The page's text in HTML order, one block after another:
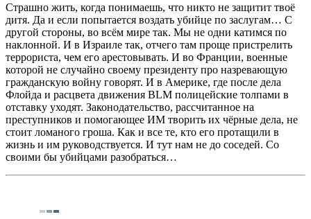
Страшно жить, когда понимаешь, что никто не защитит твоё
дитя. Да и если попытается воздать убийце по заслугам… С
другой стороны, во всём мире так. Мы не одни катимся по
наклонной. И в Израиле так, отчего там проще пристрелить
террориста, чем его арестовывать. И во Франции, военные
которой не случайно своему президенту про назревающую
гражданскую войну говорят. И в Америке, где после дела
Флойда и расцвета движения BLM полицейские толпами в
отставку уходят. Законодательство, рассчитанное на
преступников и помогающее ИМ творить их чёрные дела, не
стоит ломаного гроша. Как и все те, кто его протащили в
жизнь и им руководствуется. И тут нам не до соседей. Со
своими бы убийцами разобраться…